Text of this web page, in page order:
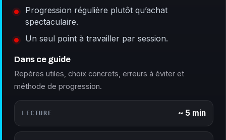
Progression régulière plutôt qu’achat
spectaculaire.
Un seul point à travailler par session.
Dans ce guide
Repères utiles, choix concrets, erreurs à éviter et
méthode de progression.
LECTURE ~ 5 min